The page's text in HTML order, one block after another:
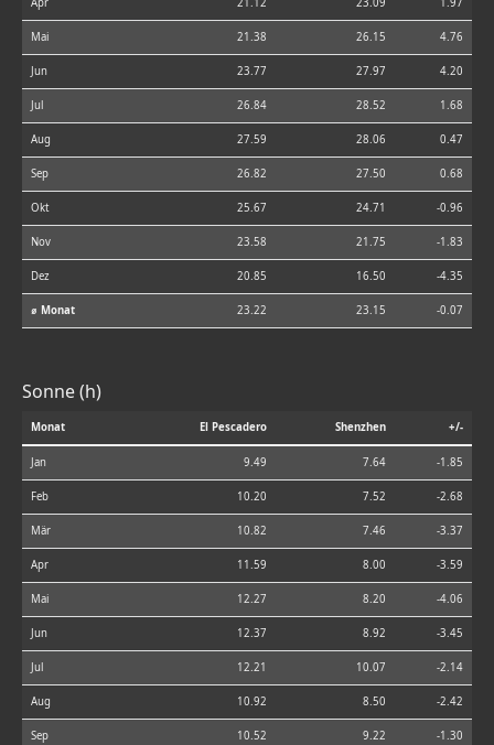
Apr 21.12 23.09 1.97
Mai 21.38 26.15 4.76
Jun 23.77 27.97 4.20
Jul 26.84 28.52 1.68
Aug 27.59 28.06 0.47
Sep 26.82 27.50 0.68
Okt 25.67 24.71 -0.96
Nov 23.58 21.75 -1.83
Dez 20.85 16.50 -4.35
⌀ Monat 23.22 23.15 -0.07
Sonne (h)
Monat El Pescadero Shenzhen +/-
Jan 9.49 7.64 -1.85
Feb 10.20 7.52 -2.68
Mär 10.82 7.46 -3.37
Apr 11.59 8.00 -3.59
Mai 12.27 8.20 -4.06
Jun 12.37 8.92 -3.45
Jul 12.21 10.07 -2.14
Aug 10.92 8.50 -2.42
Sep 10.52 9.22 -1.30